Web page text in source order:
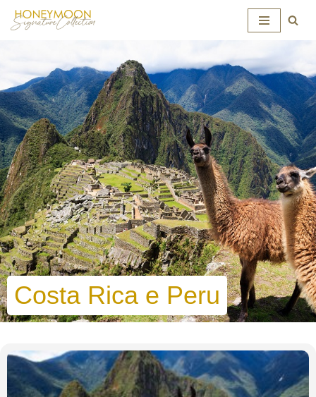
content
Costa Rica e Peru